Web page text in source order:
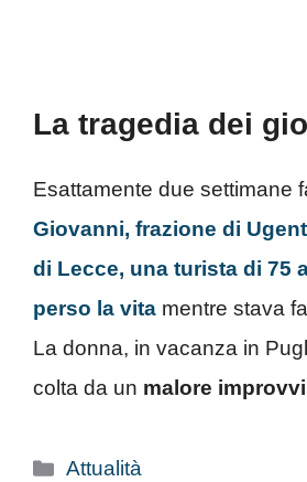
La tragedia dei
Esattamente due settimane
Giovanni, frazione di
di Lecce, una turista di 75
perso la vita mentre stava
La donna, in vacanza in
colta da un malore
Categorie
Attualità